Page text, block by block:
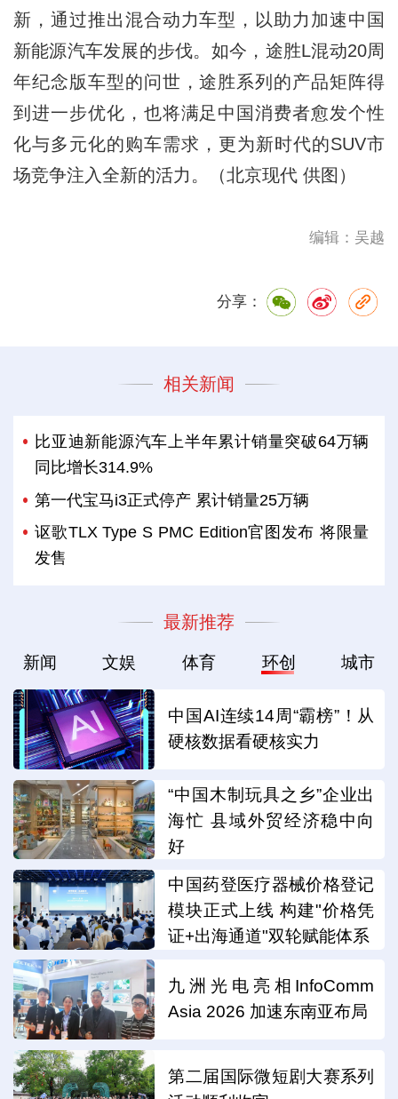
新，通过推出混合动力车型，以助力加速中国
新能源汽车发展的步伐。如今，途胜L混动20周
年纪念版车型的问世，途胜系列的产品矩阵得
到进一步优化，也将满足中国消费者愈发个性
化与多元化的购车需求，更为新时代的SUV市
场竞争注入全新的活力。（北京现代 供图）
编辑：吴越
分享：
相关新闻
比亚迪新能源汽车上半年累计销量突破64万辆
同比增长314.9%
第一代宝马i3正式停产 累计销量25万辆
讴歌TLX Type S PMC Edition官图发布 将限量
发售
最新推荐
新闻 文娱 体育 环创 城市
中国AI连续14周“霸榜”！从
硬核数据看硬核实力
“中国木制玩具之乡”企业出
海忙 县域外贸经济稳中向
好
中国药登医疗器械价格登记
模块正式上线 构建"价格凭
证+出海通道"双轮赋能体系
九洲光电亮相InfoComm
Asia 2026 加速东南亚布局
第二届国际微短剧大赛系列